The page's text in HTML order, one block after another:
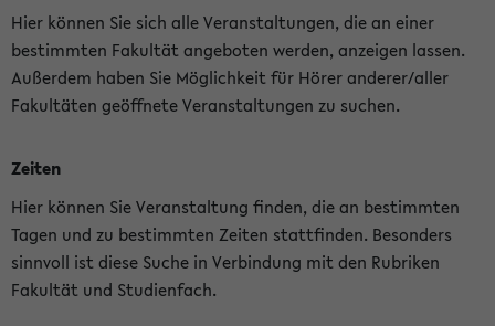
Hier können Sie sich alle Veranstaltungen, die an einer
bestimmten Fakultät angeboten werden, anzeigen lassen.
Außerdem haben Sie Möglichkeit für Hörer anderer/aller
Fakultäten geöffnete Veranstaltungen zu suchen.
Zeiten
Hier können Sie Veranstaltung finden, die an bestimmten
Tagen und zu bestimmten Zeiten stattfinden. Besonders
sinnvoll ist diese Suche in Verbindung mit den Rubriken
Fakultät und Studienfach.